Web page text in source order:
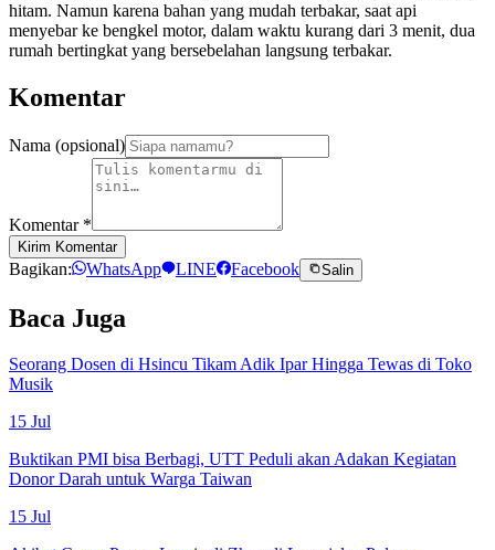
hitam. Namun karena bahan yang mudah terbakar, saat api
menyebar ke bengkel motor, dalam waktu kurang dari 3 menit, dua
rumah bertingkat yang bersebelahan langsung terbakar.
Komentar
Nama (opsional)
Komentar *
Kirim Komentar
Bagikan: WhatsApp LINE Facebook Salin
Baca Juga
Seorang Dosen di Hsincu Tikam Adik Ipar Hingga Tewas di Toko
Musik
15 Jul
Buktikan PMI bisa Berbagi, UTT Peduli akan Adakan Kegiatan
Donor Darah untuk Warga Taiwan
15 Jul